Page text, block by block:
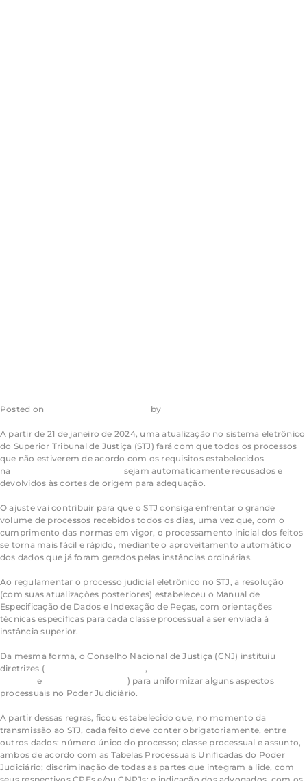
Posted on by
A partir de 21 de janeiro de 2024, uma atualização no sistema eletrônico
do Superior Tribunal de Justiça (STJ) fará com que todos os processos
que não estiverem de acordo com os requisitos estabelecidos
na
sejam automaticamente recusados e
devolvidos às cortes de origem para adequação.
O ajuste vai contribuir para que o STJ consiga enfrentar o grande
volume de processos recebidos todos os dias, uma vez que, com o
cumprimento das normas em vigor, o processamento inicial dos feitos
se torna mais fácil e rápido, mediante o aproveitamento automático
dos dados que já foram gerados pelas instâncias ordinárias.
Ao regulamentar o processo judicial eletrônico no STJ, a resolução
(com suas atualizações posteriores) estabeleceu o Manual de
Especificação de Dados e Indexação de Peças, com orientações
técnicas específicas para cada classe processual a ser enviada à
instância superior.
Da mesma forma, o Conselho Nacional de Justiça (CNJ) instituiu
diretrizes (Resolução CNJ 46/2007 ,
e
) para uniformizar alguns aspectos
processuais no Poder Judiciário.
A partir dessas regras, ficou estabelecido que, no momento da
transmissão ao STJ, cada feito deve conter obrigatoriamente, entre
outros dados: número único do processo; classe processual e assunto,
ambos de acordo com as Tabelas Processuais Unificadas do Poder
Judiciário; discriminação de todas as partes que integram a lide, com